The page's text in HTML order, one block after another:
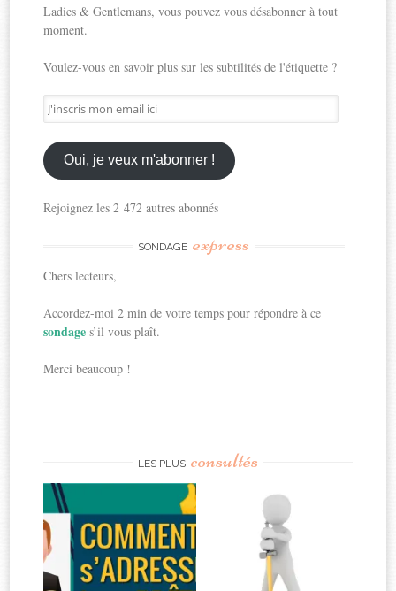
Ladies & Gentlemans, vous pouvez vous désabonner à tout
moment.
Voulez-vous en savoir plus sur les subtilités de l'étiquette ?
J'inscris
mon
email
ici
Oui, je veux m'abonner !
Rejoignez les 2 472 autres abonnés
SONDAGE express
Chers lecteurs,
Accordez-moi 2 min de votre temps pour répondre à ce
sondages’il vous plaît.
Merci beaucoup !
LES PLUS consultés